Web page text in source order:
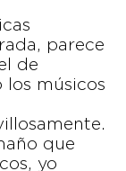
parece
de
los músicos
que
yo